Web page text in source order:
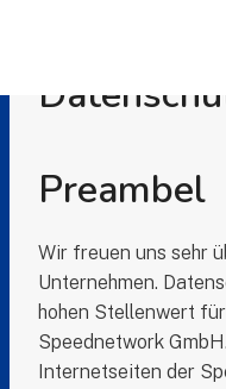
Preambel
Wir freuen uns sehr
Unternehmen.
hohen Stellenwert
Speednetwork
Internetseiten der